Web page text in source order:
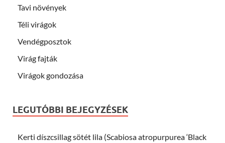
Tavi növények
Téli virágok
Vendégposztok
Virág fajták
Virágok gondozása
LEGUTÓBBI BEJEGYZÉSEK
Kerti díszcsillag sötét lila (Scabiosa atropurpurea ‘Black